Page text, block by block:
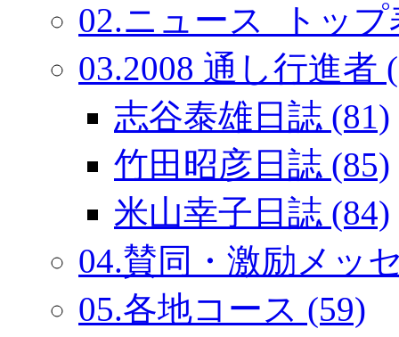
02.ニュース_トップ
03.2008 通し行進者
志谷泰雄日誌 (81)
竹田昭彦日誌 (85)
米山幸子日誌 (84)
04.賛同・激励メッ
05.各地コース (59)